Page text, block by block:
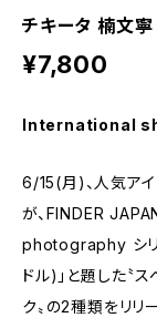
チキータ 楠文寧
¥7,800
International
6/15(月)、人気アイ
が、FINDER
photography シリ
ドル)」と題した〝
ク〟の2種類をリリー